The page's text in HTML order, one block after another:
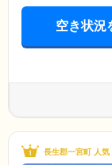
空き状況
長生郡一宮町 人